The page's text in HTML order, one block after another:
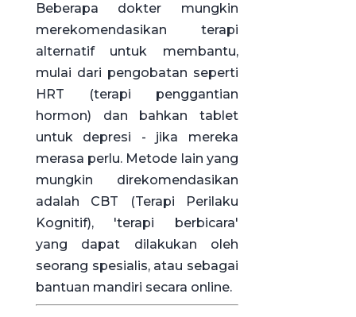
Beberapa dokter mungkin
merekomendasikan terapi
alternatif untuk membantu,
mulai dari pengobatan seperti
HRT (terapi penggantian
hormon) dan bahkan tablet
untuk depresi - jika mereka
merasa perlu. Metode lain yang
mungkin direkomendasikan
adalah CBT (Terapi Perilaku
Kognitif), 'terapi berbicara'
yang dapat dilakukan oleh
seorang spesialis, atau sebagai
bantuan mandiri secara online.